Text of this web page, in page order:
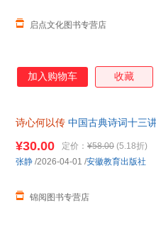
启点文化图书专营店
加入购物车 收藏
诗心何以传 中国古典诗词十三
¥30.00 定价： ¥58.00 (5.18折)
锦阅图书专营店
张静 /2026-04-01 /安徽教育出版社